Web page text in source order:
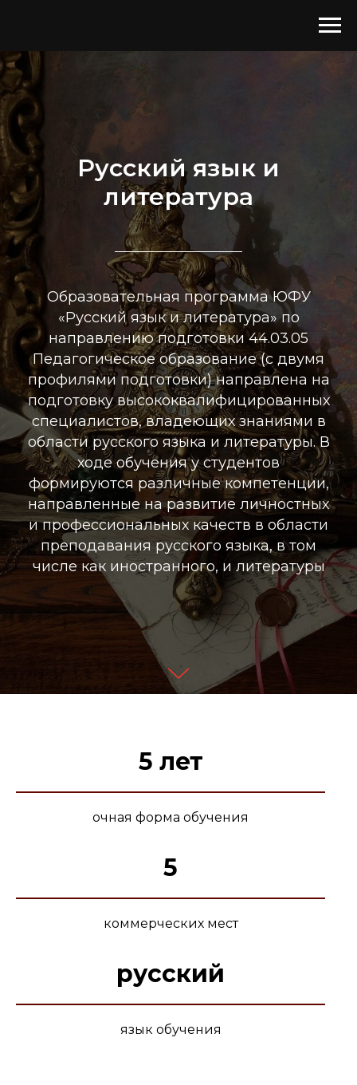
Русский язык и
литература
Образовательная программа ЮФУ
«Русский язык и литература» по
направлению подготовки 44.03.05
Педагогическое образование (с двумя
профилями подготовки) направлена на
подготовку высококвалифицированных
специалистов, владеющих знаниями в
области русского языка и литературы. В
ходе обучения у студентов
формируются различные компетенции,
направленные на развитие личностных
и профессиональных качеств в области
преподавания русского языка, в том
числе как иностранного, и литературы
5 лет
очная форма обучения
5
коммерческих мест
русский
язык обучения